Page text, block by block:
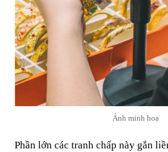
Ảnh minh hoạ
Phần lớn các tranh chấp này gắn